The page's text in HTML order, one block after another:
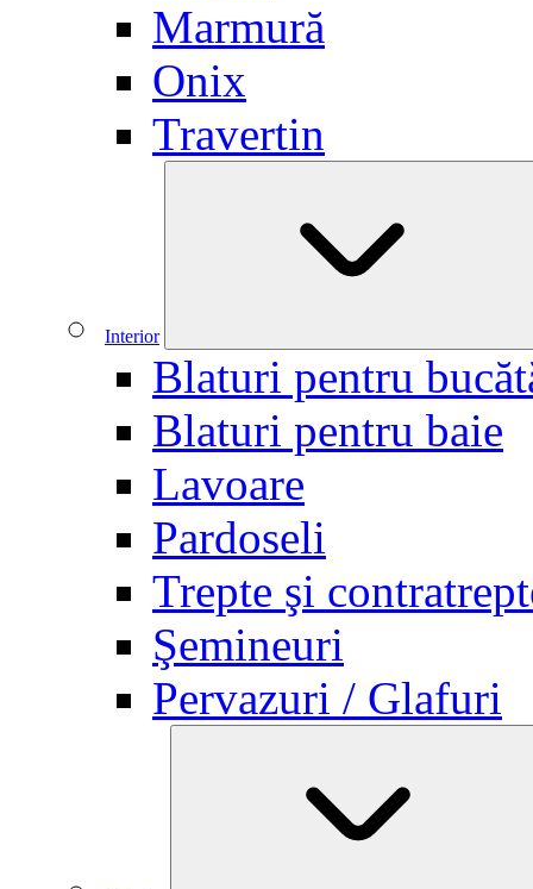
Marmură
Onix
Travertin
Interior
Blaturi pentru
Blaturi pentru baie
Lavoare
Pardoseli
Trepte şi
Şemineuri
Pervazuri / Glafuri